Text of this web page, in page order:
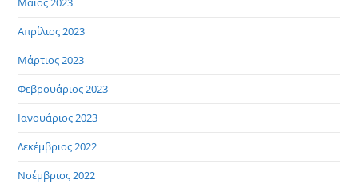
Απρίλιος 2023
Μάρτιος 2023
Φεβρουάριος 2023
Ιανουάριος 2023
Δεκέμβριος 2022
Νοέμβριος 2022